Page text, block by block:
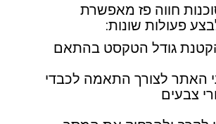
חווה פז מאפשרת
פעולות שונות:
גודל הטקסט בהתאם
האתר לצורך התאמה לכבדי
צבעים